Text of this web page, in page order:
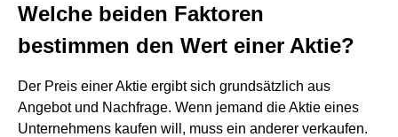
Welche beiden Faktoren
bestimmen den Wert einer Aktie?
Der Preis einer Aktie ergibt sich grundsätzlich aus
Angebot und Nachfrage. Wenn jemand die Aktie eines
Unternehmens kaufen will, muss ein anderer verkaufen.